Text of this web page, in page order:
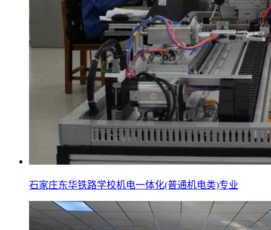
石家庄东华铁路学校机电一体化(普通机电类)专业